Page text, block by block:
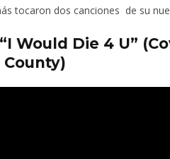
tocaron dos canciones de su
“I Would Die 4 U”